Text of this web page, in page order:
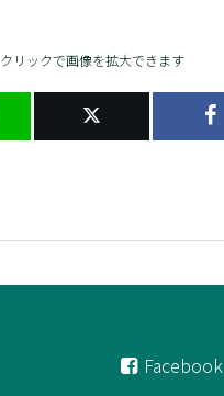
クリックで画像を拡大できます
Facebook